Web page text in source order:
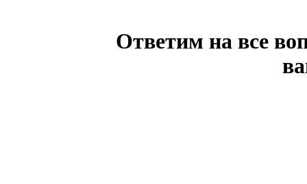
Ответим на все